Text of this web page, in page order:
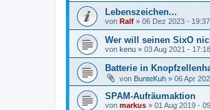
Lebenszeichen...
von Ralf » 06 Dez 2023 - 19:37
Wer will seinen SixO
von kenu » 03 Aug 2021 - 17:18
Batterie in
von BunteKuh » 06 Apr
SPAM-Aufräumaktion
von markus » 01 Aug 2019 -